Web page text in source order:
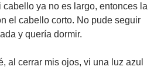
ya no es largo, entonces la
el cabello corto. No pude seguir
y quería dormir.
al cerrar mis ojos, vi una luz azul